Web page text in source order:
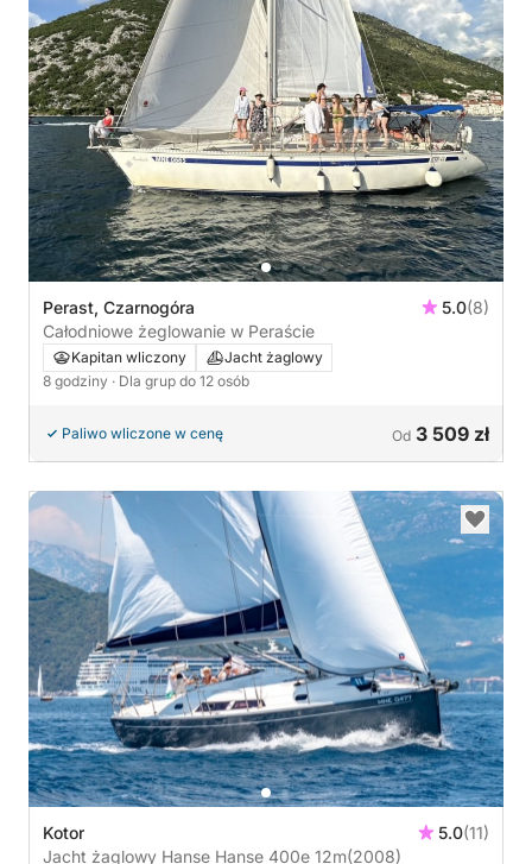
Perast, Czarnogóra 5.0(8)
Całodniowe żeglowanie w Peraście
Kapitan wliczony
Jacht żaglowy
8 godziny · Dla grup do 12 osób
Paliwo wliczone w cenę Od 3 509 zł
Kotor 5.0(11)
Jacht żaglowy Hanse Hanse 400e 12m(2008)